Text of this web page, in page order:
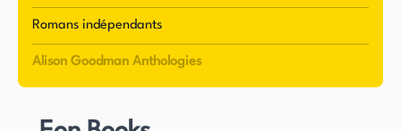
traduit en plus de dix langues. Tout au long de sa
carrière, Goodman a contribué de nombreuses
Romans indépendants
Alison Goodman Anthologies